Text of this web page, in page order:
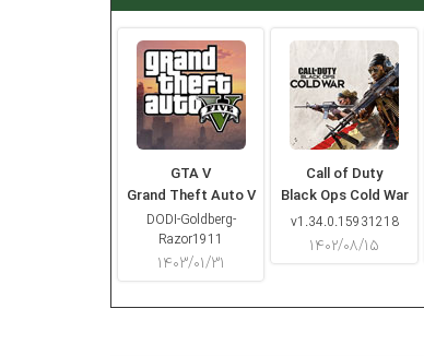
GTA V
Grand Theft Auto V
DODI-Goldberg-
Razor1911
۱۴۰۳/۰۱/۳۱
Call of Duty
Black Ops Cold War
v1.34.0.15931218
۱۴۰۲/۰۸/۱۵